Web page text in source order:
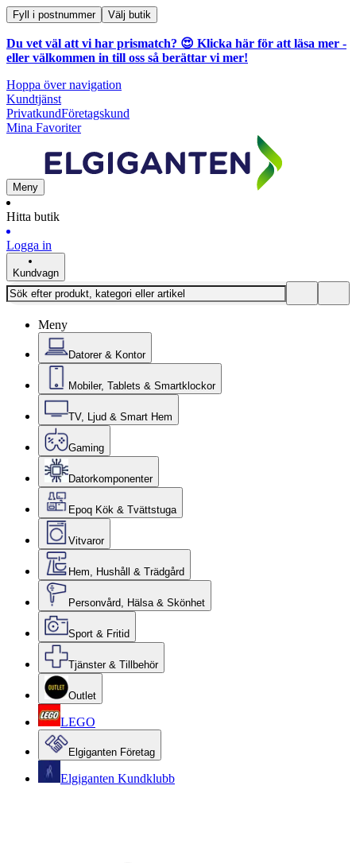
Fyll i postnummer Välj butik
Du vet väl att vi har prismatch? 😍 Klicka här för att läsa mer -
eller välkommen in till oss så berättar vi mer!
Hoppa över navigation
Kundtjänst
PrivatkundFöretagskund
Mina Favoriter
Meny
Hitta butik
Logga in
Kundvagn
Meny
Datorer & Kontor
Mobiler, Tablets & Smartklockor
TV, Ljud & Smart Hem
Gaming
Datorkomponenter
Epoq Kök & Tvättstuga
Vitvaror
Hem, Hushåll & Trädgård
Personvård, Hälsa & Skönhet
Sport & Fritid
Tjänster & Tillbehör
Outlet
LEGO
Elgiganten Företag
Elgiganten Kundklubb